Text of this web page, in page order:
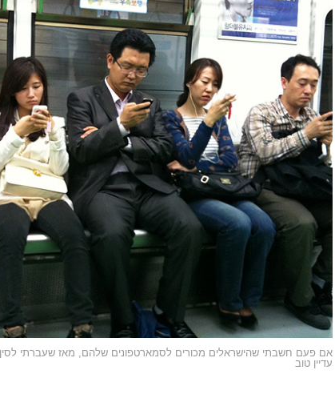
אם פעם חשבתי שהישראלים מכורים לסמארטפונים שלהם, מאז שעברתי
עדיין טוב